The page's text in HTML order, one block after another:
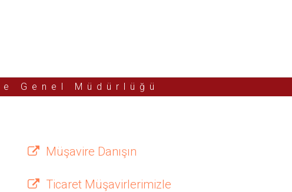
Genel Müdürlüğü
Müşavire Danışın
Ticaret Müşavirlerimizle